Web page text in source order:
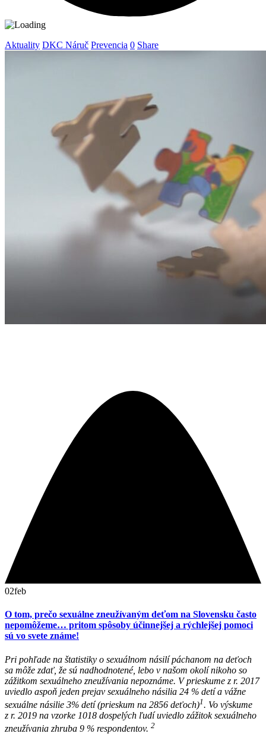
Aktuality DKC Náruč Prevencia 0 Share
02feb
O tom, prečo sexuálne zneužívaným deťom na Slovensku často
nepomôžeme… pritom spôsoby účinnejšej a rýchlejšej pomoci
sú vo svete známe!
Pri pohľade na štatistiky o sexuálnom násilí páchanom na deťoch
sa môže zdať, že sú nadhodnotené, lebo v našom okolí nikoho so
zážitkom sexuálneho zneužívania nepoznáme. V prieskume z r. 2017
uviedlo aspoň jeden prejav sexuálneho násilia 24 % detí a vážne
sexuálne násilie 3% detí (prieskum na 2856 deťoch)1. Vo výskume
z r. 2019 na vzorke 1018 dospelých ľudí uviedlo zážitok sexuálneho
zneužívania zhruba 9 % respondentov. 2